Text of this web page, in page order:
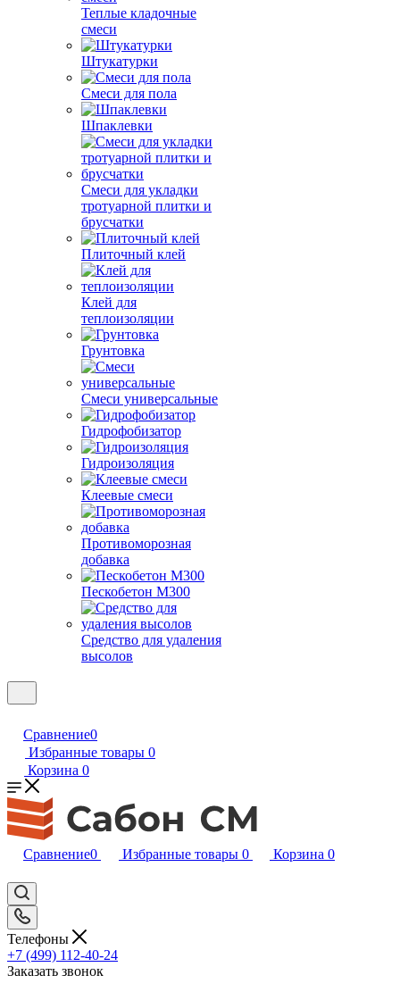
Теплые кладочные
смеси
Штукатурки
Смеси для пола
Шпаклевки
Смеси для укладки
тротуарной плитки и
брусчатки
Плиточный клей
Клей для
теплоизоляции
Грунтовка
Смеси универсальные
Гидрофобизатор
Гидроизоляция
Клеевые смеси
Противоморозная
добавка
Пескобетон М300
Средство для удаления
высолов
Сравнение0
Избранные товары 0
Корзина 0
Сравнение0 Избранные товары 0 Корзина 0
Телефоны
+7 (499) 112-40-24
Заказать звонок